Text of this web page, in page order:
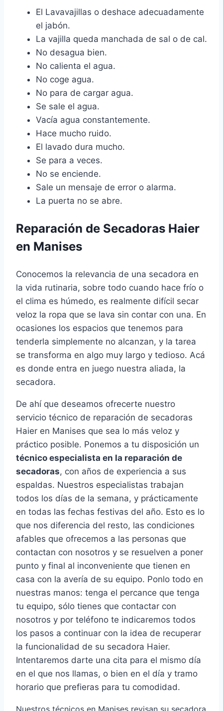
El Lavavajillas o deshace adecuadamente
el jabón.
La vajilla queda manchada de sal o de cal.
No desagua bien.
No calienta el agua.
No coge agua.
No para de cargar agua.
Se sale el agua.
Vacía agua constantemente.
Hace mucho ruido.
El lavado dura mucho.
Se para a veces.
No se enciende.
Sale un mensaje de error o alarma.
La puerta no se abre.
Reparación de Secadoras Haier
en Manises
Conocemos la relevancia de una secadora en
la vida rutinaria, sobre todo cuando hace frío o
el clima es húmedo, es realmente difícil secar
veloz la ropa que se lava sin contar con una. En
ocasiones los espacios que tenemos para
tenderla simplemente no alcanzan, y la tarea
se transforma en algo muy largo y tedioso. Acá
es donde entra en juego nuestra aliada, la
secadora.
De ahí que deseamos ofrecerte nuestro
servicio técnico de reparación de secadoras
Haier en Manises que sea lo más veloz y
práctico posible. Ponemos a tu disposición un
técnico especialista en la reparación de
secadoras, con años de experiencia a sus
espaldas. Nuestros especialistas trabajan
todos los días de la semana, y prácticamente
en todas las fechas festivas del año. Esto es lo
que nos diferencia del resto, las condiciones
afables que ofrecemos a las personas que
contactan con nosotros y se resuelven a poner
punto y final al inconveniente que tienen en
casa con la avería de su equipo. Ponlo todo en
nuestras manos: tenga el percance que tenga
tu equipo, sólo tienes que contactar con
nosotros y por teléfono te indicaremos todos
los pasos a continuar con la idea de recuperar
la funcionalidad de su secadora Haier.
Intentaremos darte una cita para el mismo día
en el que nos llamas, o bien en el día y tramo
horario que prefieras para tu comodidad.